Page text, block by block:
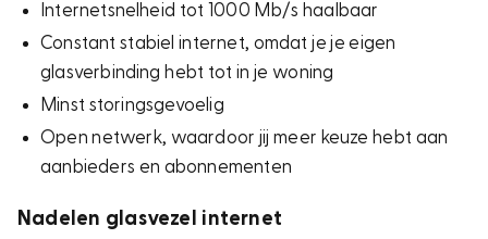
Internetsnelheid tot 1000 Mb/s haalbaar
Constant stabiel internet, omdat je je eigen
glasverbinding hebt tot in je woning
Minst storingsgevoelig
Open netwerk, waardoor jij meer keuze hebt aan
aanbieders en abonnementen
Nadelen glasvezel internet